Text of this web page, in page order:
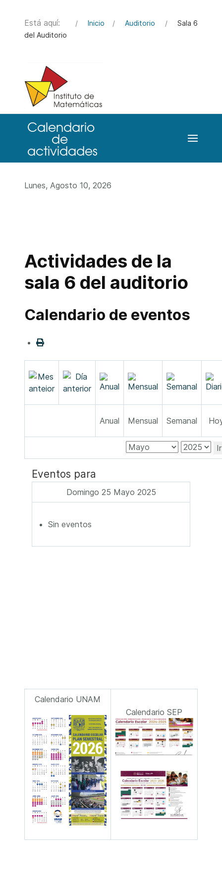
Está aquí: Inicio Auditorio
Sala 6
del Auditorio
Lunes, Agosto 10, 2026
Actividades de la
sala 6 del auditorio
Calendario de eventos
Anual Mensual Semanal
Eventos para
Domingo 25 Mayo 2025
Sin eventos
Calendario UNAM
Calendario SEP